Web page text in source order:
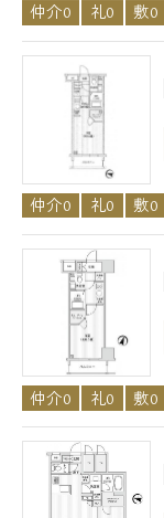
仲介0 礼0 敷0
仲介0 礼0 敷0
仲介0 礼0 敷0